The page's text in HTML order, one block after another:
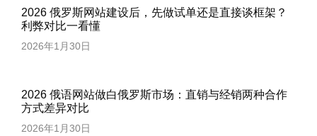
2026 俄罗斯网站建设后，先做试单还是直接谈框架？
利弊对比一看懂
2026年1月30日
2026 俄语网站做白俄罗斯市场：直销与经销两种合作
方式差异对比
2026年1月30日